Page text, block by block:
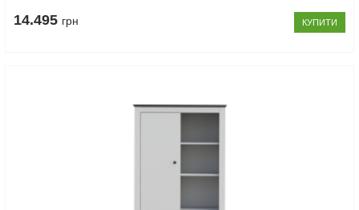
14.495 грн КУПИТИ